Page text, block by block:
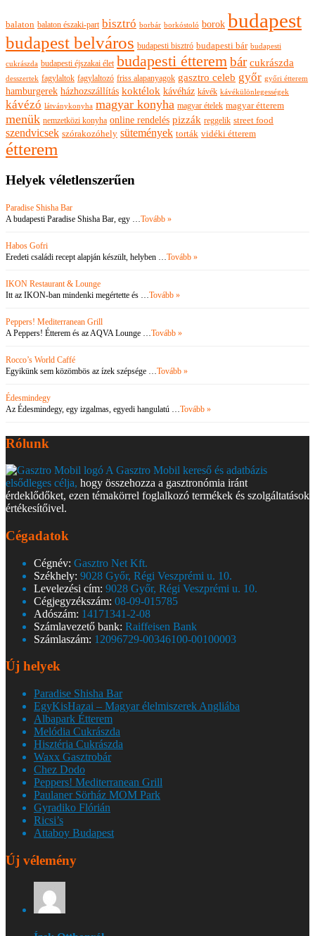
balaton balaton északi-part bisztró borbár borkóstoló borok budapest
budapest belváros budapesti bisztró budapesti bár budapesti
cukrászda budapesti éjszakai élet budapesti étterembár cukrászda
desszertek fagylaltok fagylaltozó friss alapanyagok gasztro celeb győr győri étterem
hamburgerek házhozszállítás koktélok kávéház kávék kávékülönlegességek
kávézó látványkonyha magyar konyha magyar ételek magyar étterem
menük nemzetközi konyha online rendelés pizzák reggelik street food
szendvicsek szórakozóhely sütemények torták vidéki étterem
étterem
Helyek véletlenszerűen
Paradise Shisha Bar
A budapesti Paradise Shisha Bar, egy …Tovább »
Habos Gofri
Eredeti családi recept alapján készült, helyben …Tovább »
IKON Restaurant & Lounge
Itt az IKON-ban mindenki megértette és …Tovább »
Peppers! Mediterranean Grill
A Peppers! Étterem és az AQVA Lounge …Tovább »
Rocco’s World Caffé
Egyikünk sem közömbös az ízek szépsége …Tovább »
Édesmindegy
Az Édesmindegy, egy izgalmas, egyedi hangulatú …Tovább »
Rólunk
A Gasztro Mobil kereső és adatbázis
elsődleges célja, hogy összehozza a gasztronómia iránt
érdeklődőket, ezen témakörrel foglalkozó termékek és szolgáltatások
értékesítőivel.
Cégadatok
Cégnév: Gasztro Net Kft.
Székhely: 9028 Győr, Régi Veszprémi u. 10.
Levelezési cím: 9028 Győr, Régi Veszprémi u. 10.
Cégjegyzékszám: 08-09-015785
Adószám: 14171341-2-08
Számlavezető bank: Raiffeisen Bank
Számlaszám: 12096729-00346100-00100003
Új helyek
Paradise Shisha Bar
EgyKisHazai – Magyar élelmiszerek Angliába
Albapark Étterem
Melódia Cukrászda
Hisztéria Cukrászda
Waxx Gasztrobár
Chez Dodo
Peppers! Mediterranean Grill
Paulaner Sörház MOM Park
Gyradiko Flórián
Ricsi’s
Attaboy Budapest
Új vélemény